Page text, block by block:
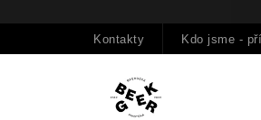
na
Kontakty Kdo jsme -